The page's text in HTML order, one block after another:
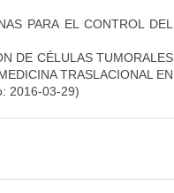
PARA EL CONTROL DEL
DE CÉLULAS TUMORALES
TRASLACIONAL EN
2016-03-29)